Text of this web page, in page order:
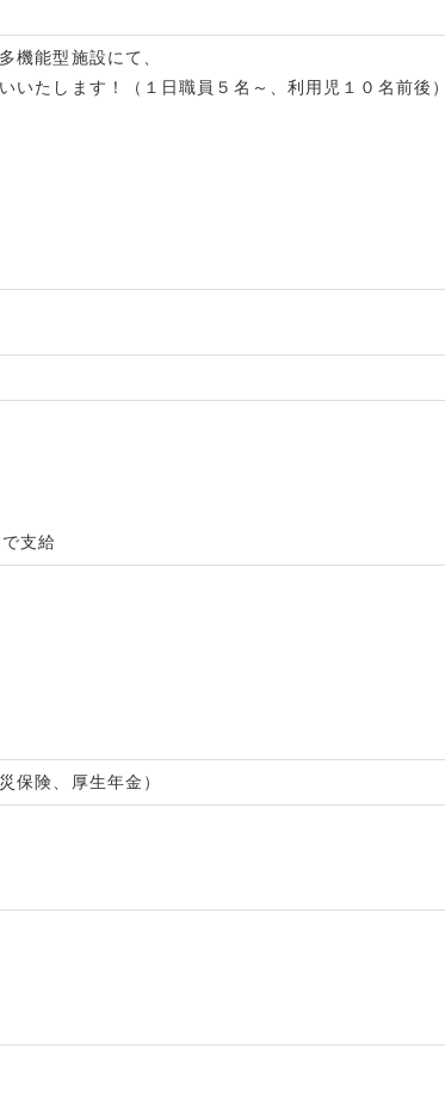
機能型施設にて、
いたします！（１日職員５名～、利用児１０名前後）
支給
保険、厚生年金）